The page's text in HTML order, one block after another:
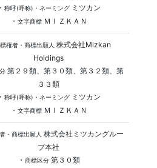
・ 称呼(呼称)・ネーミングミツカン
・ 文字商標ＭＩＺＫＡＮ
権者・商標出願人 株式会社Mizkan
Holdings
第２９類、第３０類、第３２類、第
３３類
・ 称呼(呼称)・ネーミングミツカン
・ 文字商標ＭＩＺＫＡＮ
・商標出願人 株式会社ミツカングルー
プ本社
・ 商標区分第３０類